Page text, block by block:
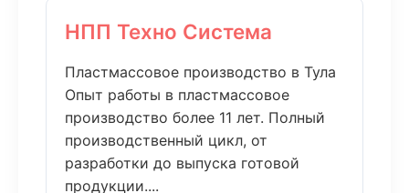
НПП Техно Система
Пластмассовое производство в Тула
Опыт работы в пластмассовое
производство более 11 лет. Полный
производственный цикл, от
разработки до выпуска готовой
продукции....